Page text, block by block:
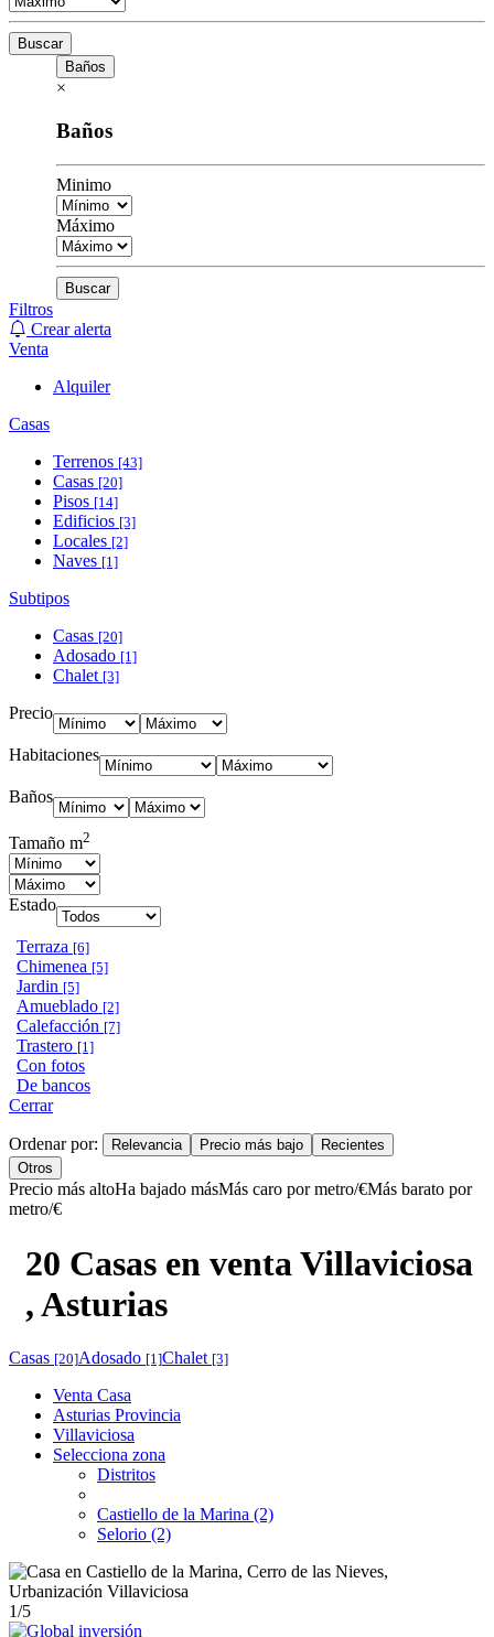
Buscar
Baños
×
Baños
Minimo
Máximo
Buscar
Filtros
Crear alerta
Venta
Alquiler
Casas
Terrenos [43]
Casas [20]
Pisos [14]
Edificios [3]
Locales [2]
Naves [1]
Subtipos
Casas [20]
Adosado [1]
Chalet [3]
Precio
Habitaciones
Baños
Tamaño m2
Estado
Terraza [6]
Chimenea [5]
Jardin [5]
Amueblado [2]
Calefacción [7]
Trastero [1]
Con fotos
De bancos
Cerrar
Ordenar por: Relevancia Precio más bajo
Recientes
Otros
Precio más altoHa bajado másMás caro por metro/€Más barato por
metro/€
20 Casas en venta Villaviciosa
, Asturias
Casas [20]Adosado [1]Chalet [3]
Venta Casa
Asturias Provincia
Villaviciosa
Selecciona zona
Distritos
Castiello de la Marina (2)
Selorio (2)
1/5